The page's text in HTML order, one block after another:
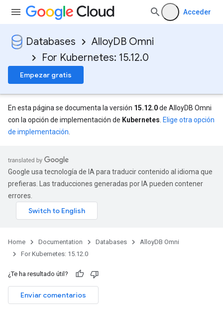
Acceder
Databases
AlloyDB Omni
For Kubernetes: 15.12.0
Empezar gratis
En esta página se documenta la versión 15.12.0de AlloyDB Omni
con la opción de implementación de Kubernetes Elige otra opción
de implementación
Google usa tecnología de IA para traducir contenido al idioma que
prefieras. Las traducciones generadas por IA pueden contener
errores.
Home Documentation Databases
AlloyDB Omni
For Kubernetes: 15.12.0
¿Te ha resultado útil?
Enviar comentarios